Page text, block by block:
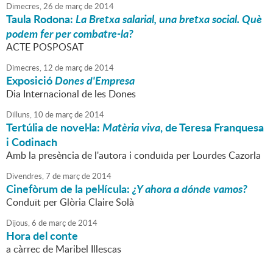
Dimecres,26 de marçde2014
Taula Rodona:La Bretxa salarial, una bretxa social. Què
podem fer per combatre-la?
ACTE POSPOSAT
Dimecres, 12 de marçde2014
ExposicióDones d'Empresa
Dia Internacional de les Dones
Dilluns, 10 de marçde2014
Tertúlia de novel·la:Matèria viva, de Teresa Franquesa
i Codinach
Amb la presència de l'autora i conduïda per Lourdes Cazorla
Divendres,7 de marçde2014
Cinefòrum de la pel·lícula:¿Y ahora a dónde vamos?
Conduït per Glòria Claire Solà
Dijous,6 de marçde2014
Hora del conte
a càrrec de Maribel Illescas